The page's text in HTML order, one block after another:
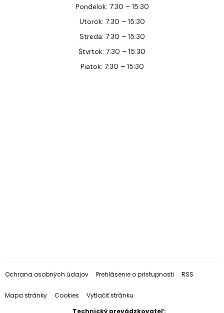
Pondelok: 7:30 – 15:30
Utorok: 7:30 – 15:30
Streda: 7:30 – 15:30
Štvrtok: 7:30 – 15:30
Piatok: 7:30 – 15:30
Ochrana osobných údajov Prehlásenie o prístupnosti RSS
Mapa stránky Cookies
Vytlačiť stránku
Technický prevádzkovateľ: